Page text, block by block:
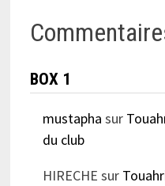
BOX 1
mustapha sur
du club
HIRECHE sur